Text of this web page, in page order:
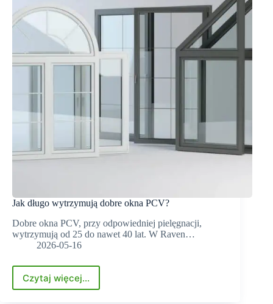
innych
systemów
okiennych?
Jak długo wytrzymują dobre okna PCV?
Dobre okna PCV, przy odpowiedniej pielęgnacji,
wytrzymują od 25 do nawet 40 lat. W Raven…
2026-05-16
Czytaj więcej...
Jak